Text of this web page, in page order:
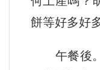
餅等好多好
午餐後。